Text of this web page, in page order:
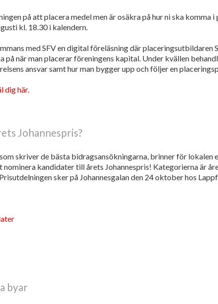
på att placera medel men är osäkra på hur ni ska komma
kl. 18.30 i kalendern.
med SFV en digital föreläsning där
på när man placerar föreningens kapital. Under kvällen
ansvar samt hur man bygger upp och följer en
dig här.
Johannespris?
skriver de bästa bidragsansökningarna, brinner för lokalen
nominera kandidater till årets Johannespris! Kategorierna är
sker på Johannesgalan den 24 oktober hos
byar